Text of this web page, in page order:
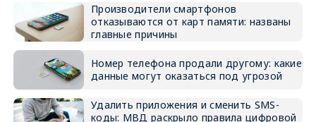
Производители смартфонов
отказываются от карт памяти: названы
главные причины
Номер телефона продали другому: какие
данные могут оказаться под угрозой
Удалить приложения и сменить SMS-
коды: МВД раскрыло правила цифровой